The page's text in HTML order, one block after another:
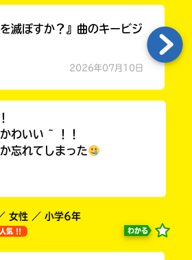
滅ぼすか？』曲のキービジ
2026年07月10日
わいい ~ ！！
忘れてしまった
女性 ／ 小学6年
人気 !! わかる
い
え
が
る
で、
度
確
認
て